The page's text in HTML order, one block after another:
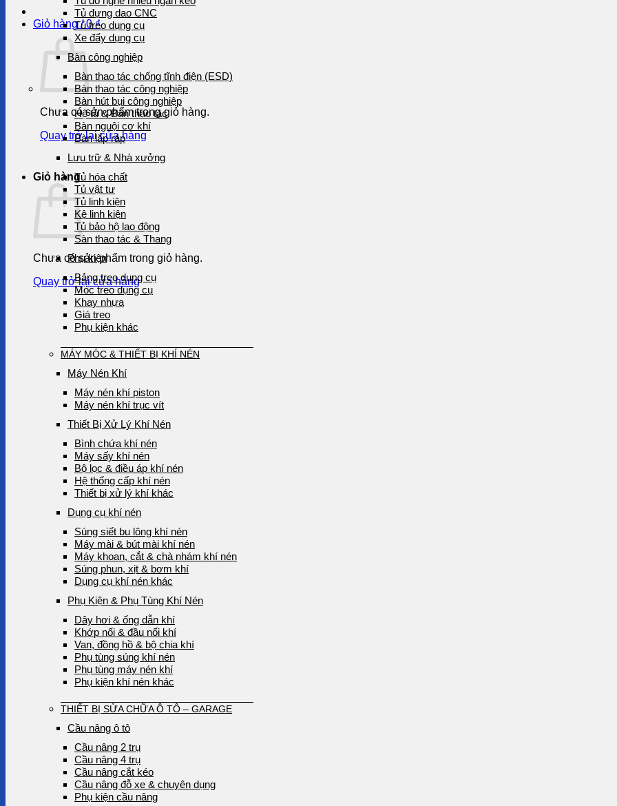
Giỏ hàng /0₫
Chưa có sản phẩm trong giỏ hàng.
Quay trở lại cửa hàng
Giỏ hàng
Chưa có sản phẩm trong giỏ hàng.
Quay trở lại cửa hàng
Tủ đựng dao CNC
Tủ treo dụng cụ
Xe đẩy dụng cụ
Bàn công nghiệp
Bàn thao tác chống tĩnh điện (ESD)
Bàn thao tác công nghiệp
Bàn hút bụi công nghiệp
Hệ tủ & Bàn thao tác
Bàn nguội cơ khí
Bàn lắp ráp
Lưu trữ & Nhà xưởng
Tủ hóa chất
Tủ vật tư
Tủ linh kiện
Kệ linh kiện
Tủ bảo hộ lao động
Sàn thao tác & Thang
Phụ kiện
Bảng treo dụng cụ
Móc treo dụng cụ
Khay nhựa
Giá treo
Phụ kiện khác
MÁY MÓC & THIẾT BỊ KHÍ NÉN
Máy Nén Khí
Máy nén khí piston
Máy nén khí trục vít
Thiết Bị Xử Lý Khí Nén
Bình chứa khí nén
Máy sấy khí nén
Bộ lọc & điều áp khí nén
Hệ thống cấp khí nén
Thiết bị xử lý khí khác
Dụng cụ khí nén
Súng siết bu lông khí nén
Máy mài & bút mài khí nén
Máy khoan, cắt & chà nhám khí nén
Súng phun, xịt & bơm khí
Dụng cụ khí nén khác
Phụ Kiện & Phụ Tùng Khí Nén
Dây hơi & ống dẫn khí
Khớp nối & đầu nối khí
Van, đồng hồ & bộ chia khí
Phụ tùng súng khí nén
Phụ tùng máy nén khí
Phụ kiện khí nén khác
THIẾT BỊ SỬA CHỮA Ô TÔ – GARAGE
Cầu nâng ô tô
Cầu nâng 2 trụ
Cầu nâng 4 trụ
Cầu nâng cắt kéo
Cầu nâng đỗ xe & chuyên dụng
Phụ kiện cầu nâng